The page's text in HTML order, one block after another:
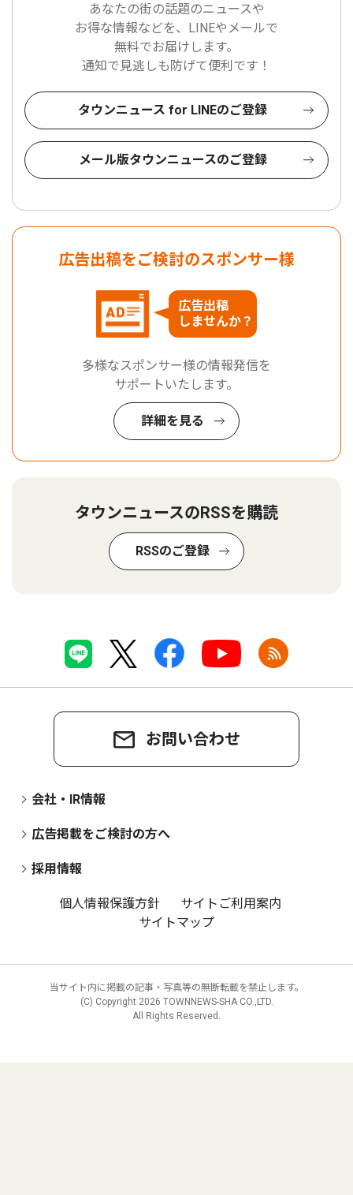
あなたの街の話題のニュースや
お得な情報などを、LINEやメールで
無料でお届けします。
通知で見逃しも防げて便利です！
タウンニュース for LINEのご登録
メール版タウンニュースのご登録
広告出稿をご検討のスポンサー様
広告出稿
しませんか？
多様なスポンサー様の情報発信を
サポートいたします。
詳細を見る
タウンニュースのRSSを購読
RSSのご登録
お問い合わせ
会社・IR情報
広告掲載をご検討の方へ
採用情報
個人情報保護方針
サイトご利用案内
サイトマップ
当サイト内に掲載の記事・写真等の無断転載を禁止します。
(C) Copyright 2026 TOWNNEWS-SHA CO.,LTD.
All Rights Reserved.